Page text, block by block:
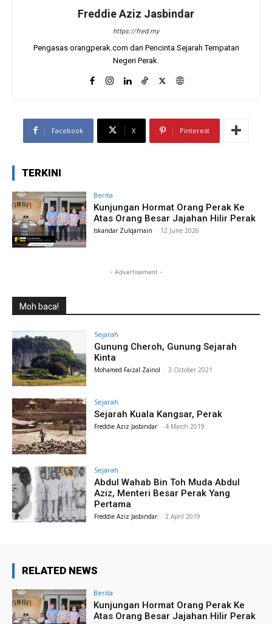
Freddie Aziz Jasbindar
https://fred.my
Pengasas orangperak.com dan Pencinta Sejarah Tempatan
Negeri Perak.
Facebook X Pinterest
TERKINI
Berita
Kunjungan Hormat Orang Perak Ke
Atas Orang Besar Jajahan Hilir Perak
Iskandar Zulqarnain - 12 June 2026
- Advertisement -
Moh baca!
Sejarah
Gunung Cheroh, Gunung Sejarah
Kinta
Mohamed Faizal Zainol - 3 October 2021
Sejarah
Sejarah Kuala Kangsar, Perak
Freddie Aziz Jasbindar - 4 March 2019
Sejarah
Abdul Wahab Bin Toh Muda Abdul
Aziz, Menteri Besar Perak Yang
Pertama
Freddie Aziz Jasbindar - 2 April 2019
RELATED NEWS
Berita
Kunjungan Hormat Orang Perak Ke
Atas Orang Besar Jajahan Hilir Perak